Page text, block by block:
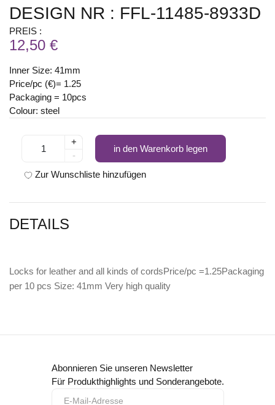
DESIGN NR : FFL-11485-8933D
PREIS :
12,50 €
Inner Size: 41mm
Price/pc (€)= 1.25
Packaging = 10pcs
Colour: steel
+
-
in den Warenkorb legen
Zur Wunschliste hinzufügen
DETAILS
Locks for leather and all kinds of cordsPrice/pc =1.25Packaging
per 10 pcs Size: 41mm Very high quality
Abonnieren Sie unseren Newsletter
Für Produkthighlights und Sonderangebote.